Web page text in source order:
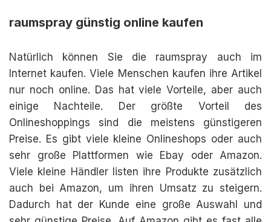
raumspray günstig online kaufen
Natürlich können Sie die raumspray auch im
Internet kaufen. Viele Menschen kaufen ihre Artikel
nur noch online. Das hat viele Vorteile, aber auch
einige Nachteile. Der größte Vorteil des
Onlineshoppings sind die meistens günstigeren
Preise. Es gibt viele kleine Onlineshops oder auch
sehr große Plattformen wie Ebay oder Amazon.
Viele kleine Händler listen ihre Produkte zusätzlich
auch bei Amazon, um ihren Umsatz zu steigern.
Dadurch hat der Kunde eine große Auswahl und